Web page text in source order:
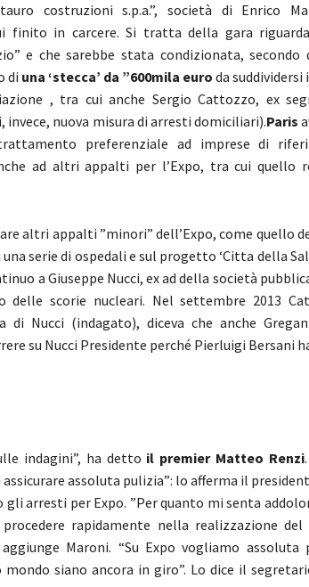
costruzioni s.p.a.”, società di Enrico
finito in carcere. Si tratta della gara
e che sarebbe stata condizionata, secondo
di una ‘stecca’ da ”600mila euro da suddividersi
, tra cui anche Sergio Cattozzo, ex
invece, nuova misura di arresti domiciliari).Paris
preferenziale ad imprese di
ad altri appalti per l’Expo, tra cui quello
altri appalti ”minori” dell’Expo, come quello
serie di ospedali e sul progetto ‘Citta della
a Giuseppe Nucci, ex ad della società
delle scorie nucleari. Nel settembre 2013
Nucci (indagato), diceva che anche
su Nucci Presidente perché Pierluigi Bersani
indagini”, ha detto il premier Matteo Renzi
assoluta pulizia”: lo afferma il
gli arresti per Expo. ”Per quanto mi senta
rapidamente nella realizzazione del
Maroni. “Su Expo vogliamo assoluta
mondo siano ancora in giro”. Lo dice il